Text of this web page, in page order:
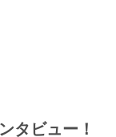
タビュー！